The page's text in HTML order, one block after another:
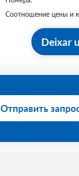
Соотношение цены и
Deixar
Отправить